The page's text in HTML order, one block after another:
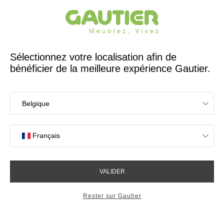
Créateur et fabricant français depuis 65 ans
Accueil 60 ans d'histoire